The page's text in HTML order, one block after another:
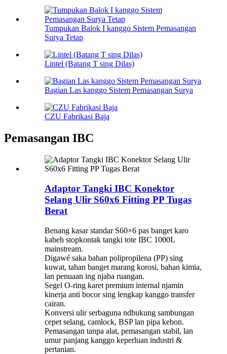
Tumpukan Balok I kanggo Sistem Pemasangan
Surya Tetap
Lintel (Batang T sing Dilas)
Bagian Las kanggo Sistem Pemasangan Surya
CZU Fabrikasi Baja
Pemasangan IBC
Adaptor Tangki IBC Konektor
Selang Ulir S60x6 Fitting PP Tugas
Berat
Benang kasar standar S60×6 pas banget karo
kabeh stopkontak tangki tote IBC 1000L
mainstream.
Digawé saka bahan polipropilena (PP) sing
kuwat, tahan banget marang korosi, bahan kimia,
lan penuaan ing njaba ruangan.
Segel O-ring karet premium internal njamin
kinerja anti bocor sing lengkap kanggo transfer
cairan.
Konversi ulir serbaguna ndhukung sambungan
cepet selang, camlock, BSP lan pipa kebon.
Pemasangan tanpa alat, pemasangan stabil, lan
umur panjang kanggo keperluan industri &
pertanian.